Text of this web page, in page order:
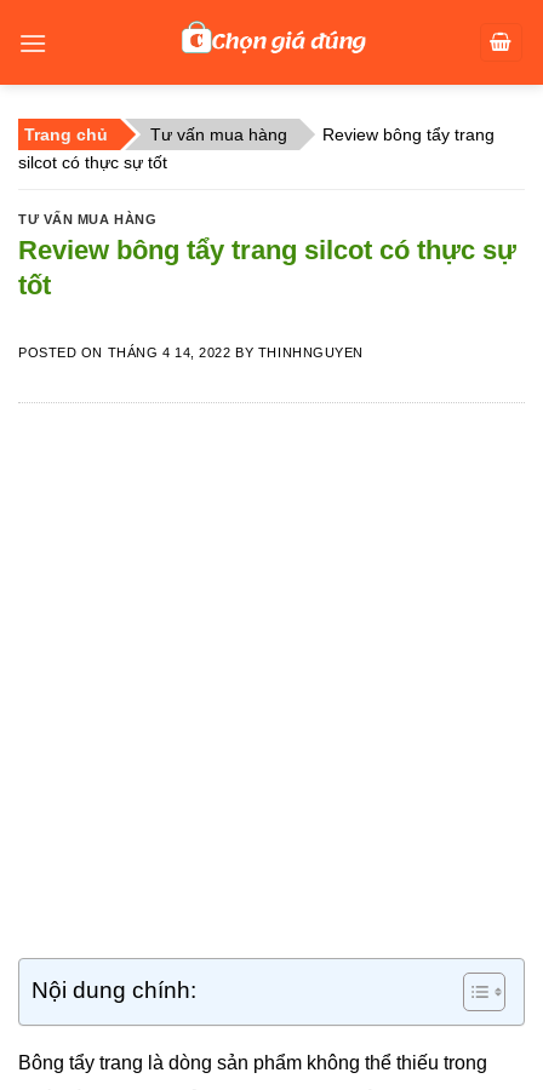
Trang chủ Tư vấn mua hàng
Review bông tẩy trang
silcot có thực sự tốt
TƯ VẤN MUA HÀNG
Review bông tẩy trang silcot có thực sự
tốt
POSTED ON THÁNG 4 14, 2022 BY THINHNGUYEN
Nội dung chính:
Bông tẩy trang là dòng sản phẩm không thể thiếu trong